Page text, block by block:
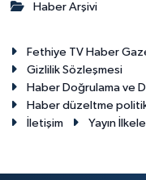
Haber Arşivi
Fethiye TV Haber
Gizlilik Sözleşmesi
Haber Doğrulama ve
Haber düzeltme
İletişim
Yayın